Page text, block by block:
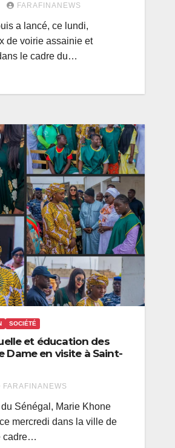
FARAFINANEWS
a lancé, ce lundi,
de voirie assainie et
le cadre du…
SOCIÉTÉ
et éducation des
Dame en visite à Saint-
FARAFINANEWS
Sénégal, Marie Khone
mercredi dans la ville de
cadre…